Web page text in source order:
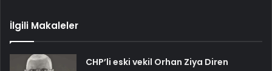
İlgili Makaleler
CHP’li eski vekil Orhan Ziya Diren